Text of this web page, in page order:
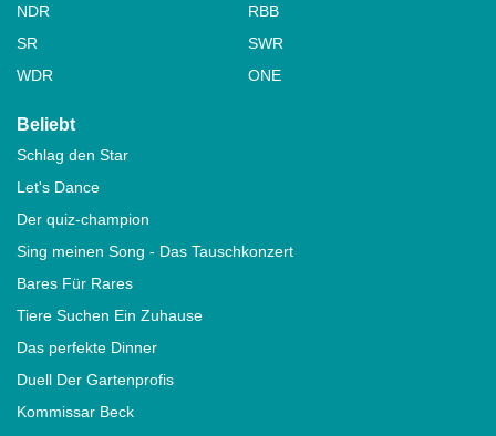
NDR
RBB
SR
SWR
WDR
ONE
Beliebt
Schlag den Star
Let's Dance
Der quiz-champion
Sing meinen Song - Das Tauschkonzert
Bares Für Rares
Tiere Suchen Ein Zuhause
Das perfekte Dinner
Duell Der Gartenprofis
Kommissar Beck